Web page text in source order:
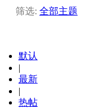
筛选: 全部主题
默认
|
最新
|
热帖